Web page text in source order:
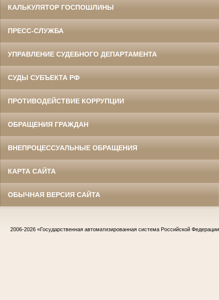
КАЛЬКУЛЯТОР ГОСПОШЛИНЫ
ПРЕСС-СЛУЖБА
УПРАВЛЕНИЕ СУДЕБНОГО ДЕПАРТАМЕНТА
СУДЫ СУБЪЕКТА РФ
ПРОТИВОДЕЙСТВИЕ КОРРУПЦИИ
ОБРАЩЕНИЯ ГРАЖДАН
ВНЕПРОЦЕССУАЛЬНЫЕ ОБРАЩЕНИЯ
КАРТА САЙТА
ОБЫЧНАЯ ВЕРСИЯ САЙТА
2006-2026 «Государственная автоматизированная система Российской